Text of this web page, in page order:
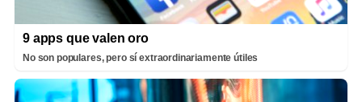
9 apps que valen oro
No son populares, pero sí extraordinariamente útiles